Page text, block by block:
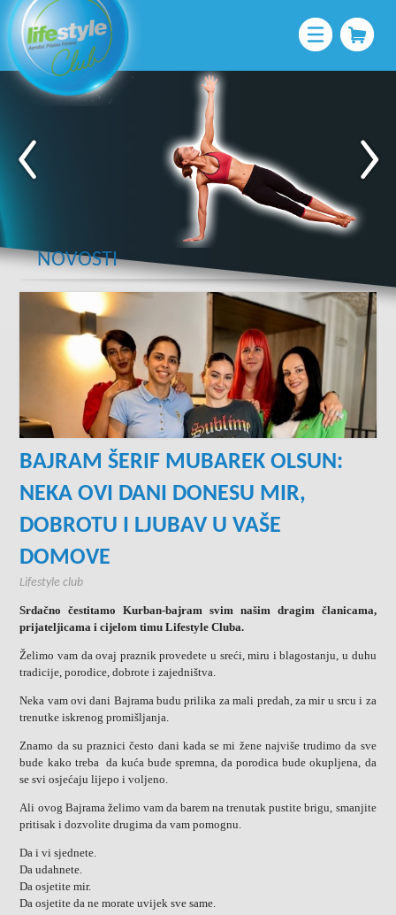
NOVOSTI
BAJRAM ŠERIF MUBAREK OLSUN:
NEKA OVI DANI DONESU MIR,
DOBROTU I LJUBAV U VAŠE
DOMOVE
Lifestyle club
Srdačno čestitamo Kurban-bajram svim našim dragim članicama,
prijateljicama i cijelom timu Lifestyle Cluba.
Želimo vam da ovaj praznik provedete u sreći, miru i blagostanju, u duhu
tradicije, porodice, dobrote i zajedništva.
Neka vam ovi dani Bajrama budu prilika za mali predah, za mir u srcu i za
trenutke iskrenog promišljanja.
Znamo da su praznici često dani kada se mi žene najviše trudimo da sve
bude kako treba da kuća bude spremna, da porodica bude okupljena, da
se svi osjećaju lijepo i voljeno.
Ali ovog Bajrama želimo vam da barem na trenutak pustite brigu, smanjite
pritisak i dozvolite drugima da vam pomognu.
Da i vi sjednete.
Da udahnete.
Da osjetite mir.
Da osjetite da ne morate uvijek sve same.